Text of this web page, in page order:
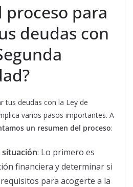
proceso para
deudas con
tus deudas con la Ley de
varios pasos importantes. A
un resumen del proceso:
situación: Lo primero es
financiera y determinar si
para acogerte a la